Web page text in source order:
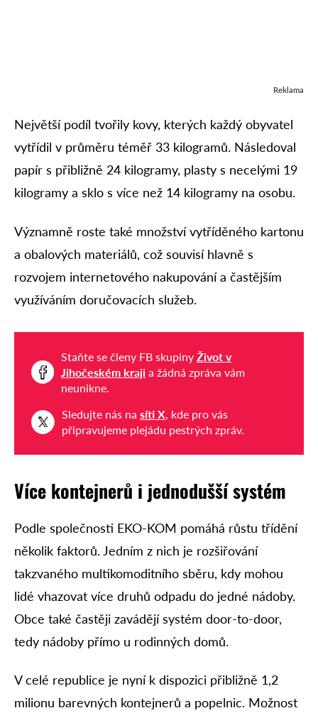
Reklama
Největší podíl tvořily kovy, kterých každý obyvatel
vytřídil v průměru téměř 33 kilogramů. Následoval
papír s přibližně 24 kilogramy, plasty s necelými 19
kilogramy a sklo s více než 14 kilogramy na osobu.
Významně roste také množství vytříděného kartonu
a obalových materiálů, což souvisí hlavně s
rozvojem internetového nakupování a častějším
využíváním doručovacích služeb.
Staňte se členy FB skupiny Život v
Jihočeském kraji a žádná zpráva vám
neunikne.
Sledujte nás na síti X, kde pro vás
připravujeme plejádu pestrých zpráv.
Více kontejnerů i jednodušší systém
Podle společnosti EKO-KOM pomáhá růstu třídění
několik faktorů. Jedním z nich je rozšiřování
takzvaného multikomoditního sběru, kdy mohou
lidé vhazovat více druhů odpadu do jedné nádoby.
Obce také častěji zavádějí systém door-to-door,
tedy nádoby přímo u rodinných domů.
V celé republice je nyní k dispozici přibližně 1,2
milionu barevných kontejnerů a popelnic. Možnost